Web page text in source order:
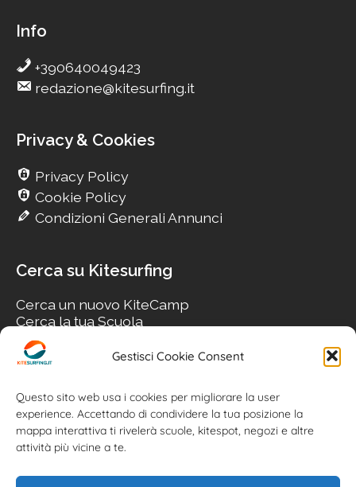
Gestisci Cookie Consent
Questo sito web usa i cookies per migliorare la user
experience. Accettando di condividere la tua posizione la
mappa interattiva ti rivelerà scuole, kitespot, negozi e altre
attività più vicine a te.
Info
+390640049423
redazione@kitesurfing.it
Privacy & Cookies
Privacy Policy
Cookie Policy
Condizioni Generali Annunci
Cerca su Kitesurfing
Cerca un nuovo KiteCamp
Cerca la tua Scuola
Cerca il tuo KiteSpot
Cerca Accommodation